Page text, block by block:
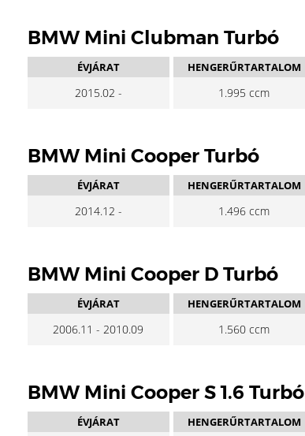
BMW Mini Clubman Turbó
ÉVJÁRAT
2015.02 -
HENGERŰRTARTALOM
1.995 ccm
BMW Mini Cooper Turbó
ÉVJÁRAT
2014.12 -
HENGERŰRTARTALOM
1.496 ccm
BMW Mini Cooper D Turbó
ÉVJÁRAT
2006.11 - 2010.09
HENGERŰRTARTALOM
1.560 ccm
BMW Mini Cooper S 1.6 Turbó
ÉVJÁRAT HENGERŰRTARTALOM